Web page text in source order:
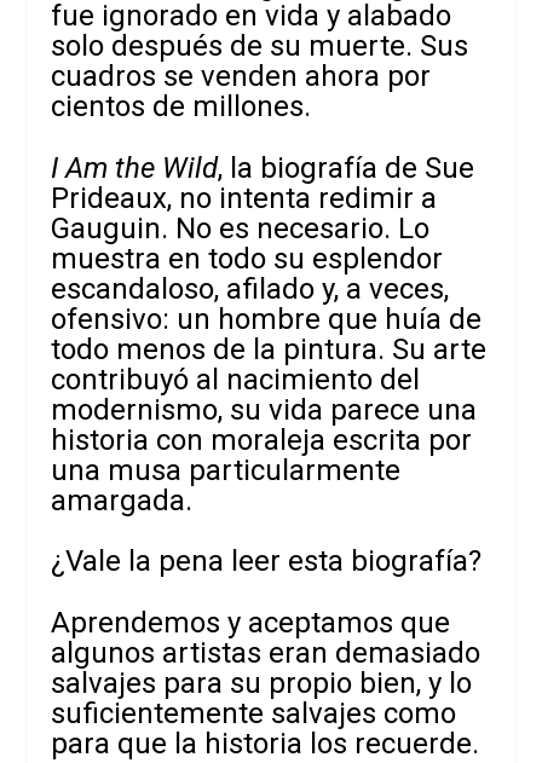
fue ignorado en vida y alabado
solo después de su muerte. Sus
cuadros se venden ahora por
cientos de millones.
I Am the Wild, la biografía de Sue
Prideaux, no intenta redimir a
Gauguin. No es necesario. Lo
muestra en todo su esplendor
escandaloso, afilado y, a veces,
ofensivo: un hombre que huía de
todo menos de la pintura. Su arte
contribuyó al nacimiento del
modernismo, su vida parece una
historia con moraleja escrita por
una musa particularmente
amargada.
¿Vale la pena leer esta biografía?
Aprendemos y aceptamos que
algunos artistas eran demasiado
salvajes para su propio bien, y lo
suficientemente salvajes como
para que la historia los recuerde.